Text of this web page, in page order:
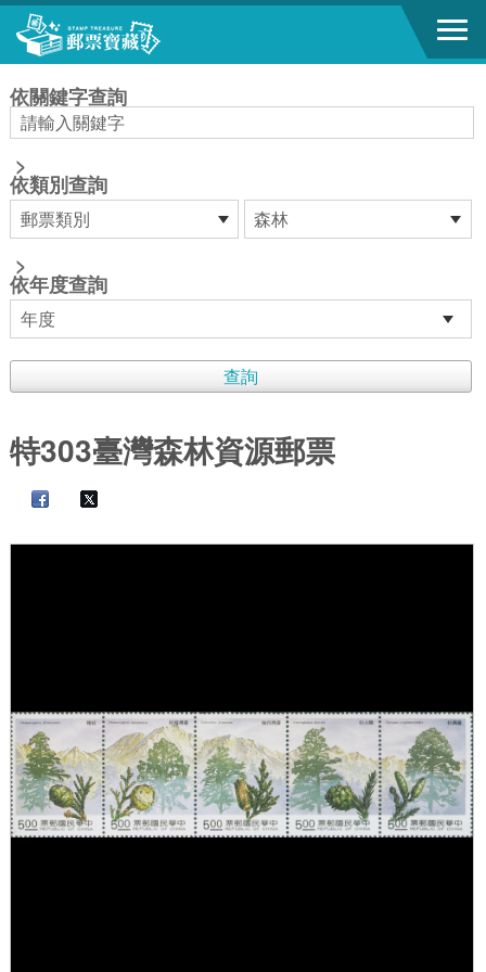
跳到主要內容區塊
依關鍵字查詢
>
依類別查詢
>
依年度查詢
特303臺灣森林資源郵票